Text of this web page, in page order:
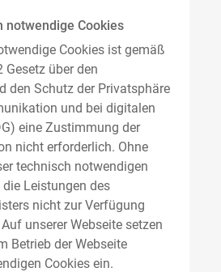
notwendige Cookies
Cookies ist gemäß
Gesetz über den
den Schutz der Privatsphäre
und bei digitalen
eine Zustimmung der
nicht erforderlich. Ohne
technisch notwendigen
Leistungen des
nicht zur Verfügung
unserer Webseite setzen
Betrieb der Webseite
Cookies ein.